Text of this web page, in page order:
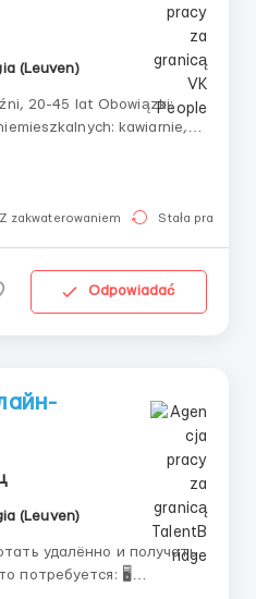
(Leuven)
kawiarnie,
na poziomie
podstawowym. Mieszkanie: Dobre warunki mie...
Z zakwaterowaniem Stała praca
Odpowiadać
(Leuven)
удалённо и получать